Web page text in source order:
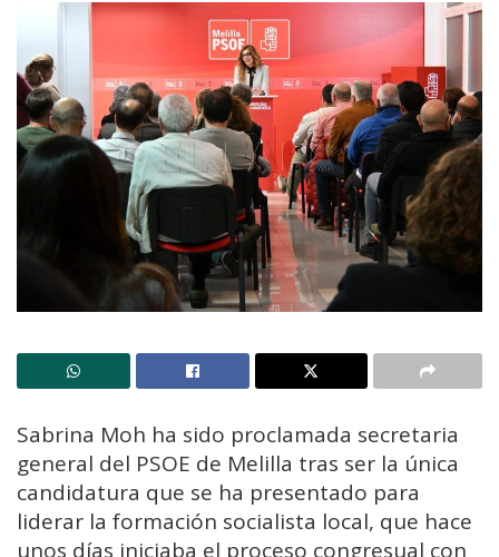
Sabrina Moh ha sido proclamada secretaria
general del PSOE de Melilla tras ser la única
candidatura que se ha presentado para
liderar la formación socialista local, que hace
unos días iniciaba el proceso congresual con